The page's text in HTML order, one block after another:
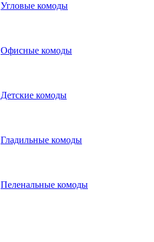
Угловые комоды
Офисные комоды
Детские комоды
Гладильные комоды
Пеленальные комоды